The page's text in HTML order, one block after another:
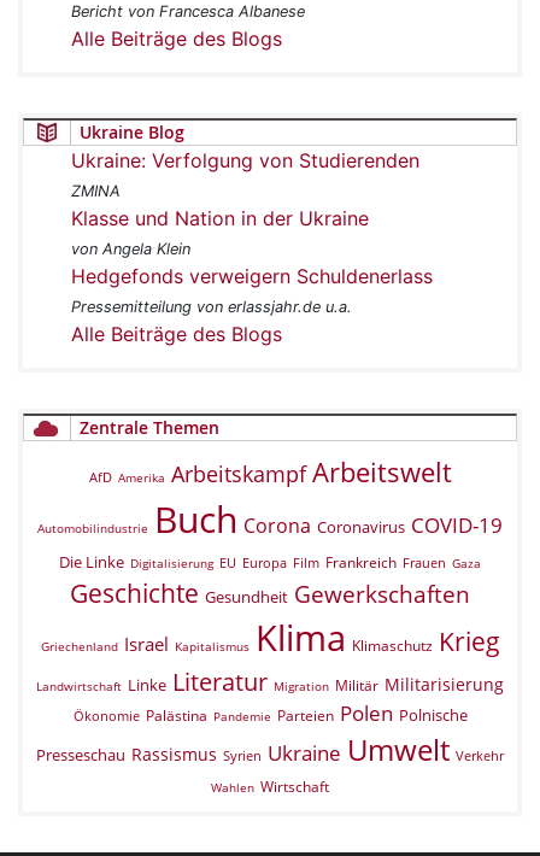
Bericht von Francesca Albanese
Alle Beiträge des Blogs
Ukraine Blog
Ukraine: Verfolgung von Studierenden
ZMINA
Klasse und Nation in der Ukraine
von Angela Klein
Hedgefonds verweigern Schuldenerlass
Pressemitteilung von erlassjahr.de u.a.
Alle Beiträge des Blogs
Zentrale Themen
AfD Amerika Arbeitskampf Arbeitswelt
Automobilindustrie Buch Corona Coronavirus COVID-19
Die Linke Digitalisierung EU Europa Film Frankreich Frauen Gaza
Geschichte Gesundheit Gewerkschaften
Griechenland Israel Kapitalismus Klima Klimaschutz Krieg
Landwirtschaft Linke Literatur Migration Militär Militarisierung
Ökonomie Palästina Pandemie Parteien Polen Polnische
Presseschau Rassismus Syrien Ukraine Umwelt Verkehr
Wahlen Wirtschaft